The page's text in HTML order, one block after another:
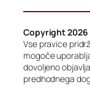
Copyright 2026
Vse pravice
mogoče
dovoljeno
predhodnega